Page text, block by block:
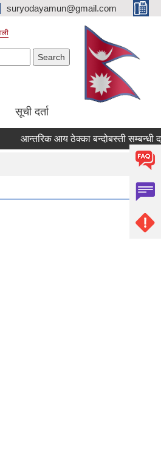
suryodayamun@gmail.com
सूची दर्ता
आन्तरिक आय ठेक्का बन्दोबस्ती सम्बन्धी